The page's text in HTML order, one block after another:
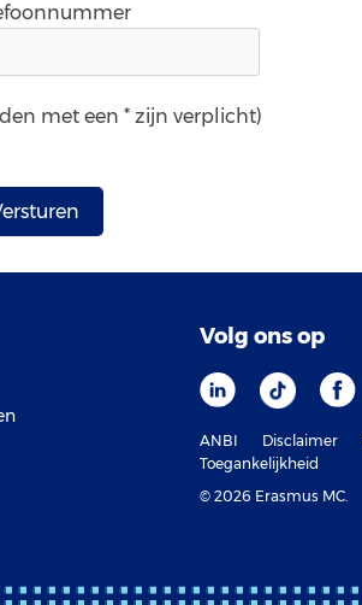
met een * zijn verplicht)
Volg ons op
ANBI Disclaimer
Toegankelijkheid
© 2026 Erasmus MC.